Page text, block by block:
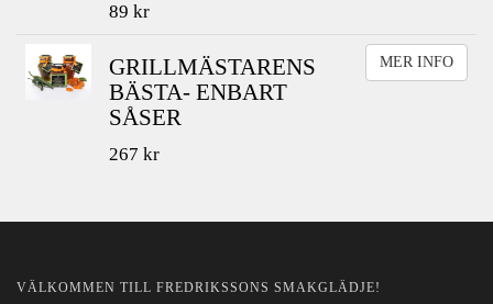
89 kr
GRILLMÄSTARENS
BÄSTA- ENBART
SÅSER
267 kr
MER INFO
VÄLKOMMEN TILL FREDRIKSSONS SMAKGLÄDJE!